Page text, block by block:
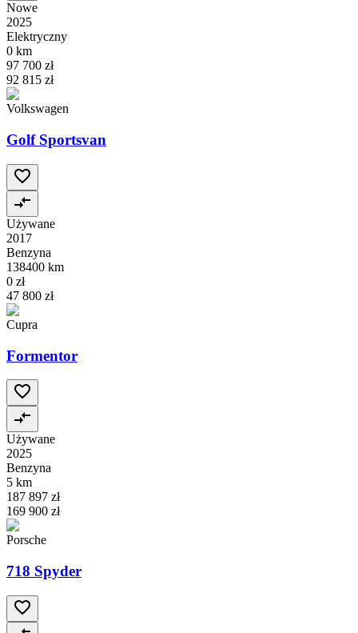
Nowe
2025
Elektryczny
0 km
97 700 zł
92 815 zł
Volkswagen
Golf Sportsvan
Używane
2017
Benzyna
138400 km
0 zł
47 800 zł
Cupra
Formentor
Używane
2025
Benzyna
5 km
187 897 zł
169 900 zł
Porsche
718 Spyder